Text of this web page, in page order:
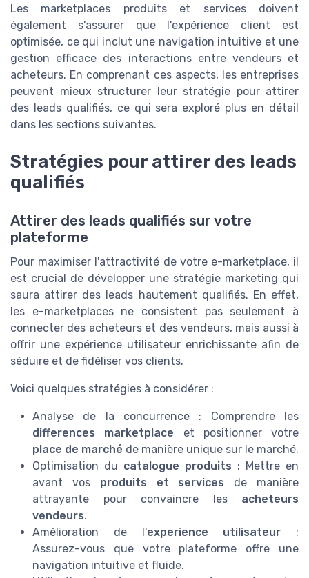
Les marketplaces produits et services doivent
également s'assurer que l'expérience client est
optimisée, ce qui inclut une navigation intuitive et une
gestion efficace des interactions entre vendeurs et
acheteurs. En comprenant ces aspects, les entreprises
peuvent mieux structurer leur stratégie pour attirer
des leads qualifiés, ce qui sera exploré plus en détail
dans les sections suivantes.
Stratégies pour attirer des leads
qualifiés
Attirer des leads qualifiés sur votre
plateforme
Pour maximiser l'attractivité de votre e-marketplace, il
est crucial de développer une stratégie marketing qui
saura attirer des leads hautement qualifiés. En effet,
les e-marketplaces ne consistent pas seulement à
connecter des acheteurs et des vendeurs, mais aussi à
offrir une expérience utilisateur enrichissante afin de
séduire et de fidéliser vos clients.
Voici quelques stratégies à considérer :
Analyse de la concurrence : Comprendre les
differences marketplace et positionner votre
place de marché de manière unique sur le marché.
Optimisation du catalogue produits : Mettre en
avant vos produits et services de manière
attrayante pour convaincre les acheteurs
vendeurs.
Amélioration de l'experience utilisateur :
Assurez-vous que votre plateforme offre une
navigation intuitive et fluide.